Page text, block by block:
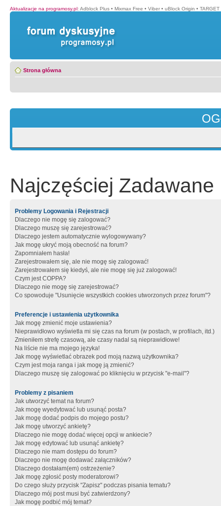
Aktualizacje na programosy.pl: Adblock Plus • Mixmax Free • Viber • uBlock Origin •
Strona główna
Najczęściej Zadawane
Problemy Logowania i Rejestracji
Dlaczego nie mogę się zalogować?
Dlaczego muszę się zarejestrować?
Dlaczego jestem automatycznie wylogowywany?
Jak mogę ukryć moją obecność na forum?
Zapomniałem hasła!
Zarejestrowałem się, ale nie mogę się zalogować!
Zarejestrowałem się kiedyś, ale nie mogę się już zalogować!
Czym jest COPPA?
Dlaczego nie mogę się zarejestrować?
Co spowoduje "Usunięcie wszystkich cookies utworzonych przez forum"?
Preferencje i ustawienia użytkownika
Jak mogę zmienić moje ustawienia?
Nieprawidłowo wyświetla mi się czas na forum (w postach, w profilach, itd.)
Zmieniłem strefę czasową, ale czasy nadal są nieprawidłowe!
Na liście nie ma mojego języka!
Jak mogę wyświetlać obrazek pod moją nazwą użytkownika?
Czym jest moja ranga i jak mogę ją zmienić?
Dlaczego muszę się zalogować po kliknięciu w przycisk "e-mail"?
Problemy z pisaniem
Jak utworzyć temat na forum?
Jak mogę wyedytować lub usunąć posta?
Jak mogę dodać podpis do mojego postu?
Jak mogę utworzyć ankietę?
Dlaczego nie mogę dodać więcej opcji w ankiecie?
Jak mogę edytować lub usunąć ankietę?
Dlaczego nie mam dostępu do forum?
Dlaczego nie mogę dodawać załączników?
Dlaczego dostałam(em) ostrzeżenie?
Jak mogę zgłosić posty moderatorowi?
Do czego służy przycisk "Zapisz" podczas pisania tematu?
Dlaczego mój post musi być zatwierdzony?
Jak mogę podbić mój temat?